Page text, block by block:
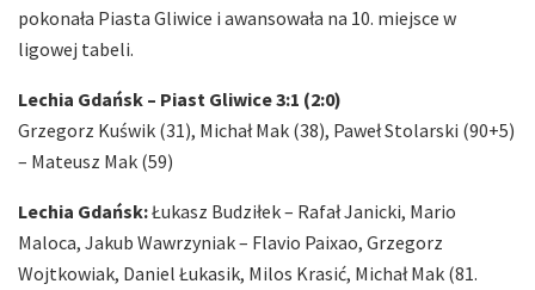
pokonała Piasta Gliwice i awansowała na 10. miejsce w
ligowej tabeli.
Lechia Gdańsk – Piast Gliwice 3:1 (2:0)
Grzegorz Kuświk (31), Michał Mak (38), Paweł Stolarski (90+5)
– Mateusz Mak (59)
Lechia Gdańsk:Łukasz Budziłek – Rafał Janicki, Mario
Maloca, Jakub Wawrzyniak – Flavio Paixao, Grzegorz
Wojtkowiak, Daniel Łukasik, Milos Krasić, Michał Mak (81.